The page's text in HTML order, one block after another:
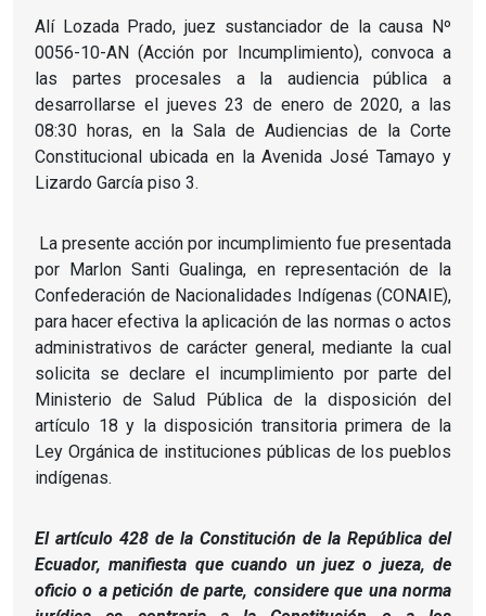
Alí Lozada Prado, juez sustanciador de la causa Nº
0056-10-AN (Acción por Incumplimiento), convoca a
las partes procesales a la audiencia pública a
desarrollarse el jueves 23 de enero de 2020, a las
08:30 horas, en la Sala de Audiencias de la Corte
Constitucional ubicada en la Avenida José Tamayo y
Lizardo García piso 3.
La presente acción por incumplimiento fue presentada
por Marlon Santi Gualinga, en representación de la
Confederación de Nacionalidades Indígenas (CONAIE),
para hacer efectiva la aplicación de las normas o actos
administrativos de carácter general, mediante la cual
solicita se declare el incumplimiento por parte del
Ministerio de Salud Pública de la disposición del
artículo 18 y la disposición transitoria primera de la
Ley Orgánica de instituciones públicas de los pueblos
indígenas.
El artículo 428 de la Constitución de la República del
Ecuador, manifiesta que cuando un juez o jueza, de
oficio o a petición de parte, considere que una norma